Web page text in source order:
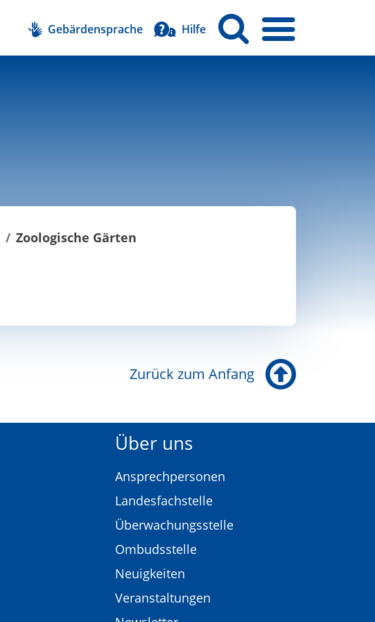
Gebärdensprache Hilfe
Zoologische Gärten
Zurück zum Anfang
Über uns
Ansprechpersonen
Landesfachstelle
Überwachungsstelle
Ombudsstelle
Neuigkeiten
Veranstaltungen